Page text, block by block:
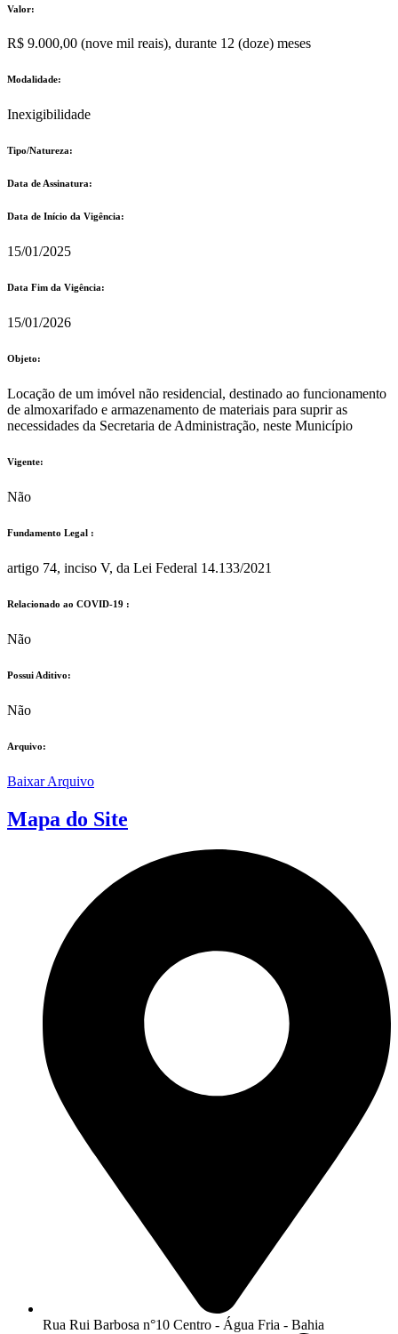
Valor:
R$ 9.000,00 (nove mil reais), durante 12 (doze) meses
Modalidade:
Inexigibilidade
Tipo/Natureza:
Data de Assinatura:
Data de Início da Vigência:
15/01/2025
Data Fim da Vigência:
15/01/2026
Objeto:
Locação de um imóvel não residencial, destinado ao funcionamento
de almoxarifado e armazenamento de materiais para suprir as
necessidades da Secretaria de Administração, neste Município
Vigente:
Não
Fundamento Legal :​
artigo 74, inciso V, da Lei Federal 14.133/2021
Relacionado ao COVID-19 :​
Não
Possui Aditivo:​
Não
Arquivo:
Baixar Arquivo
Mapa do Site
Rua Rui Barbosa n°10 Centro - Água Fria - Bahia